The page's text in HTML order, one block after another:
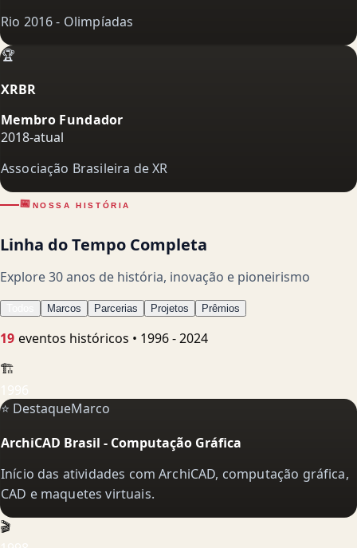
Rio 2016 - Olimpíadas
🏆
XRBR
Membro Fundador
2018-atual
Associação Brasileira de XR
📅 NOSSA HISTÓRIA
Linha do Tempo Completa
Explore 30 anos de história, inovação e pioneirismo
Marcos Parcerias Projetos Prêmios
19 eventos históricos • 1996-2024
🏗️
⭐ DestaqueMarco
ArchiCAD Brasil - Computação Gráfica
Início das atividades com ArchiCAD, computação gráfica,
CAD e maquetes virtuais.
🎬